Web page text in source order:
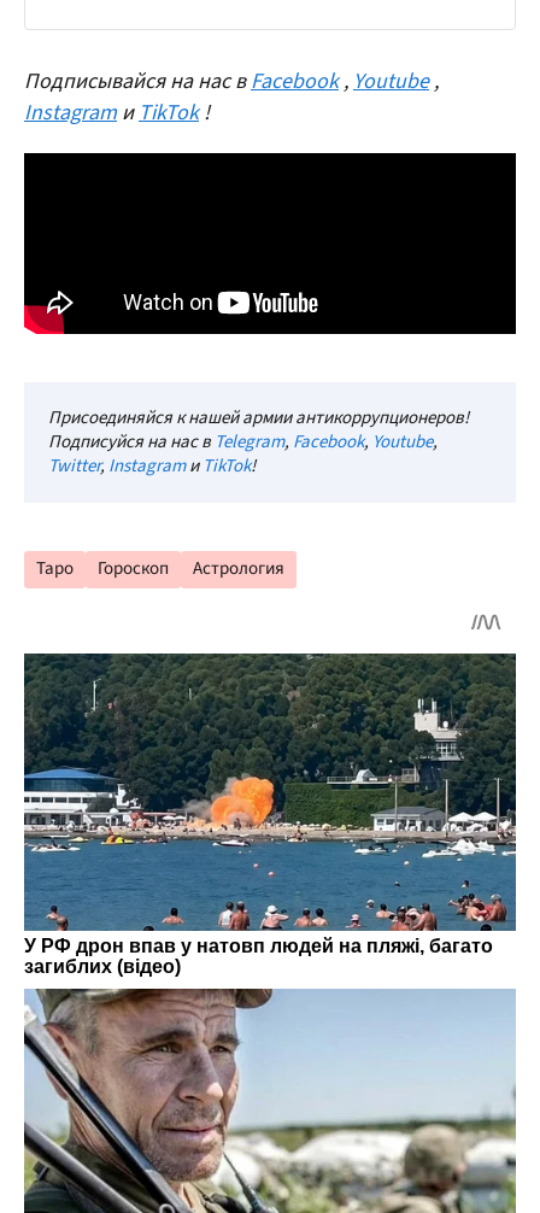
Подписывайся на нас вFacebook ,Youtube ,
Instagram иTikTok !
Присоединяйся к нашей армии антикоррупционеров!
Подписуйся на нас в Telegram, Facebook, Youtube,
Twitter, InstagramиTikTok!
Таро Гороскоп Астрология